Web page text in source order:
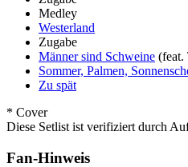
Medley
Westerland
Zugabe
Männer sind Schweine (feat.
Sommer, Palmen,
Zu spät
* Cover
Diese Setlist ist verifiziert durch
Fan-Hinweis